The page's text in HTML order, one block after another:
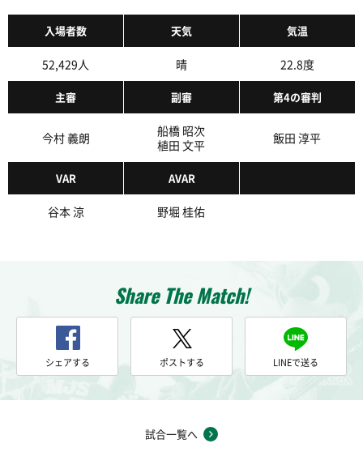
ここまでは浦和がリードしている展開だが、この後
東京Vの巻き返しはあるか
25
左サイドから新井がクロスを入れるも、松本にクリ
アされる
26 福田のパスがペナルティエリア内の木村につながる
26 木村がペナルティエリア内でボールを収める
ペナルティエリア手前から木村がパスを送る。森田
がペナルティエリア手前からシュートを放つも、ゴ
左サイドから新井がドリブルで前進。そのまま持ち
される
この試合1本目のCKを獲得する
27
左サイドからのCKを獲得。キッカーの山見がボール
を蹴り込むも、松本にクリアされてしまう
らシュートを放つも、ゴールの上に外れてしまう
入場者数 天気 気温
52,429人 晴 22.8度
主審 副審 第4の審判
今村 義朗
船橋 昭次
植田 文平
飯田 淳平
VAR AVAR
谷本 涼 野堀 桂佑
Share The Match!
シェアする ポストする LINEで送る
試合一覧へ